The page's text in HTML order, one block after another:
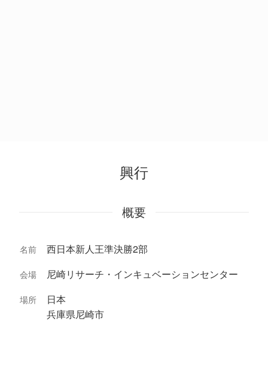
興行
概要
名前 西日本新人王準決勝2部
会場 尼崎リサーチ・インキュベーションセンター
場所
日本
兵庫県尼崎市